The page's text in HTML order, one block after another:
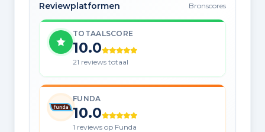
Reviewplatformen Bronscores
TOTAALSCORE
10.0
21 reviews totaal
FUNDA
10.0
1 reviews op Funda